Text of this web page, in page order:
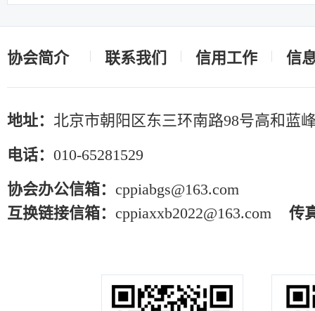
协会简介 联系我们 信用工作 信
地址： 北京市朝阳区东三环南路98号高和蓝
电话： 010-65281529
协会办公信箱： cppiabgs@163.com
互换链接信箱： cppiaxxb2022@163.com 传